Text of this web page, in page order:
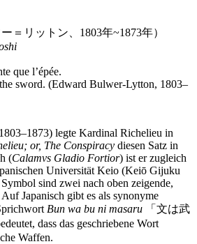
＝リットン、1803年~1873年）
que l’épée.
sword. (Edward Bulwer-Lytton, 1803–
legte Kardinal Richelieu in
or, The Conspiracy diesen Satz in
(Calamvs Gladio Fortior) ist er zugleich
Universität Keio (Keiō Gijuku
sind zwei nach oben zeigende,
Japanisch gibt es als synonyme
Bun wa bu ni masaru 「文は武
dass das geschriebene Wort
Waffen.